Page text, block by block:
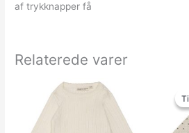
af trykknapper få
Relaterede varer